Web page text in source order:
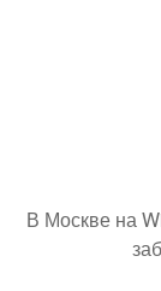
В Москве на